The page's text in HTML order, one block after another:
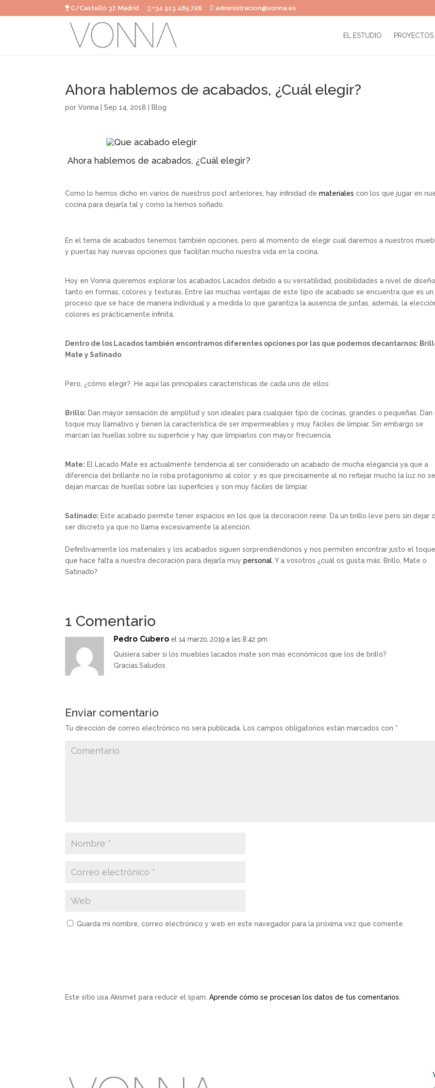
C/Castelló 37, Madrid +34 913 485 726 administracion@vonna.es
EL ESTUDIO PROYECTOS
Ahora hablemos de acabados, ¿Cuál elegir?
porVonna |Sep 14, 2018 Blog
Ahora hablemos de acabados, ¿Cuál elegir?
Como lo hemos dicho en varios de nuestros post anteriores, hay infinidad demateriales con los que jugar en
cocina para dejarla tal y como la hemos soñado.
En el tema de acabados tenemos también opciones, pero al momento de elegir cuál daremos a nuestros
y puertas hay nuevas opciones que facilitan mucho nuestra vida en la cocina.
Hoy en Vonna queremos explorar los acabados Lacados debido a su versatilidad, posibilidades a nivel de diseño
tanto en formas, colores y texturas. Entre las muchas ventajas de este tipo de acabado se encuentra que es un
proceso que se hace de manera individual y a medida lo que garantiza la ausencia de juntas, además, la
colores es prácticamente infinita.
Dentro de los Lacados también encontramos diferentes opciones por las que podemos decantarnos:
Mate y Satinado
Pero, ¿cómo elegir?. He aquí las principales características de cada uno de ellos:
Brillo: Dan mayor sensación de amplitud y son ideales para cualquier tipo de cocinas, grandes o pequeñas. Dan
toque muy llamativo y tienen la característica de ser impermeables y muy fáciles de limpiar. Sin embargo se
marcan las huellas sobre su superficie y hay que limpiarlos con mayor frecuencia.
Mate: El Lacado Mate es actualmente tendencia al ser considerado un acabado de mucha elegancia ya que a
diferencia del brillante no le roba protagonismo al color; y es que precisamente al no reflejar mucho la luz no se
dejan marcas de huellas sobre las superficies y son muy fáciles de limpiar.
Satinado: Este acabado permite tener espacios en los que la decoración reine. Da un brillo leve pero sin dejar
ser discreto ya que no llama excesivamente la atención.
Definitivamente los materiales y los acabados siguen sorprendiéndonos y nos permiten encontrar justo el toque
que hace falta a nuestra decoración para dejarla muypersonal . Y a vosotros ¿cuál os gusta más: Brillo, Mate o
Satinado?
1 Comentario
Pedro Cubero el 14 marzo, 2019 a las 8:42 pm
Quisiera saber si los muebles lacados mate son mas económicos que los de brillo?
Gracias.Saludos
Enviar comentario
Tu dirección de correo electrónico no será publicada. Los campos obligatorios están marcados con *
Guarda mi nombre, correo electrónico y web en este navegador para la próxima vez que comente.
Este sitio usa Akismet para reducir el spam.Aprende cómo se procesan los datos de tus comentarios